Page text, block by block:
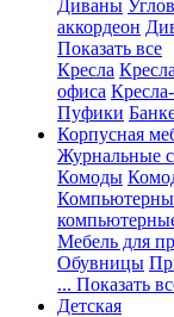
Диваны
аккордеон
Показать все
Кресла
офиса
Пуфики
Корпусная
Журнальные
Комоды
Мебель для
Обувницы
... Показать
Детская